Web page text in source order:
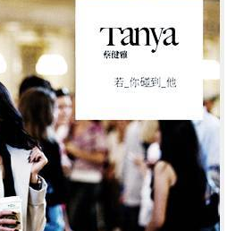
48个免费的Photoshop动作
Photoshop 15年前